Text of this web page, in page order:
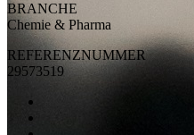
BRANCHE
Chemie & Pharma
REFERENZNUMMER
29573519